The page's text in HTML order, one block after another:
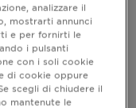
canapa
quotidiana
la tua pelle
analizzare il
mostrarti annunci
e per fornirti le
i pulsanti
con i soli cookie
di cookie oppure
scegli di chiudere il
mantenute le